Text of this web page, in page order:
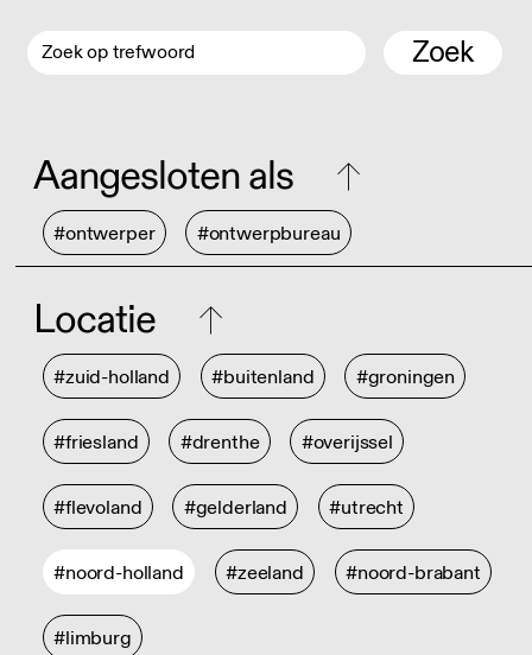
Zoek
Aangesloten als
#ontwerper #ontwerpbureau
Locatie
#zuid-holland #buitenland #groningen
#friesland #drenthe #overijssel
#flevoland #gelderland #utrecht
#noord-holland #zeeland #noord-brabant
#limburg